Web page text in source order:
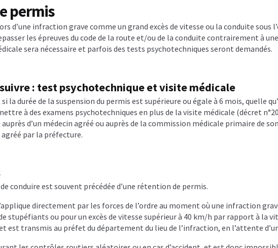
provisoire
tests psychotechniques ?Récidive alcoolémie
Retrait de pointsSolde nul du permis de conduireStage de
Tests Psychotechniques Permis de Conduire – Toutes les sessions
permis
d’une infraction grave comme un grand excès de vitesse ou la conduite sous
les épreuves du code de la route et/ou de la conduite contrairement à
sera nécessaire et parfois des tests psychotechniques seront demandés.
: test psychotechnique et visite médicale
la durée de la suspension du permis est supérieure ou égale à 6 mois, quelle
à des examens psychotechniques en plus de la visite médicale (décret
d’un médecin agréé ou auprès de la commission médicale primaire de
agréé par la préfecture.
conduire est souvent précédée d’une rétention de permis.
directement par les forces de l’ordre au moment où une infraction
stupéfiants ou pour un excès de vitesse supérieur à 40 km/h par rapport à la
est transmis au préfet du département du lieu de l’infraction, en l’attente